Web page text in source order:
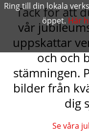
Ring till din lokala
öppet. Här
Tack för att
vår
uppskattar
och och
stämningen.
bilder från
dig
Se våra